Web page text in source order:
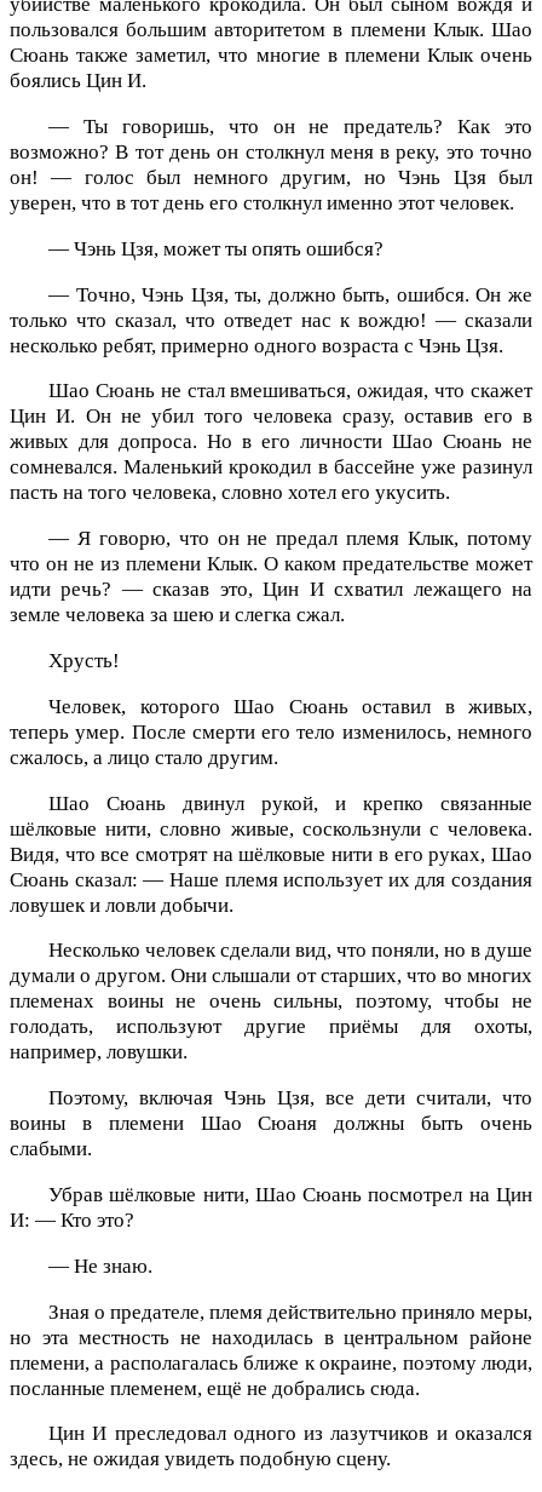
пользовался большим авторитетом в племени Клык. Шао
Сюань также заметил, что многие в племени Клык очень
боялись Цин И.
— Ты говоришь, что он не предатель? Как это
возможно? В тот день он столкнул меня в реку, это точно
он! — голос был немного другим, но Чэнь Цзя был
уверен, что в тот день его столкнул именно этот человек.
— Чэнь Цзя, может ты опять ошибся?
— Точно, Чэнь Цзя, ты, должно быть, ошибся. Он же
только что сказал, что отведет нас к вождю! — сказали
несколько ребят, примерно одного возраста с Чэнь Цзя.
Шао Сюань не стал вмешиваться, ожидая, что скажет
Цин И. Он не убил того человека сразу, оставив его в
живых для допроса. Но в его личности Шао Сюань не
сомневался. Маленький крокодил в бассейне уже разинул
пасть на того человека, словно хотел его укусить.
— Я говорю, что он не предал племя Клык, потому
что он не из племени Клык. О каком предательстве может
идти речь? — сказав это, Цин И схватил лежащего на
земле человека за шею и слегка сжал.
Хрусть!
Человек, которого Шао Сюань оставил в живых,
теперь умер. После смерти его тело изменилось, немного
сжалось, а лицо стало другим.
Шао Сюань двинул рукой, и крепко связанные
шёлковые нити, словно живые, соскользнули с человека.
Видя, что все смотрят на шёлковые нити в его руках, Шао
Сюань сказал: — Наше племя использует их для создания
ловушек и ловли добычи.
Несколько человек сделали вид, что поняли, но в душе
думали о другом. Они слышали от старших, что во многих
племенах воины не очень сильны, поэтому, чтобы не
голодать, используют другие приёмы для охоты,
например, ловушки.
Поэтому, включая Чэнь Цзя, все дети считали, что
воины в племени Шао Сюаня должны быть очень
слабыми.
Убрав шёлковые нити, Шао Сюань посмотрел на Цин
И: — Кто это?
— Не знаю.
Зная о предателе, племя действительно приняло меры,
но эта местность не находилась в центральном районе
племени, а располагалась ближе к окраине, поэтому люди,
посланные племенем, ещё не добрались сюда.
Цин И преследовал одного из лазутчиков и оказался
здесь, не ожидая увидеть подобную сцену.